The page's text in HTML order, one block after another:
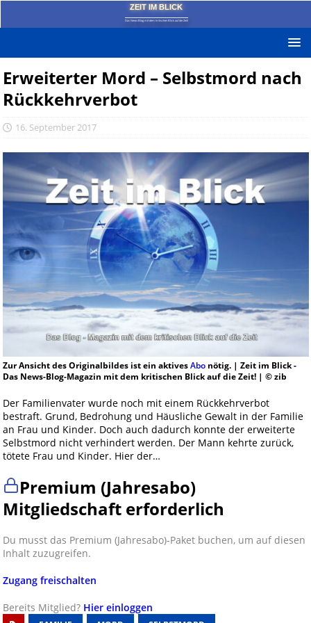
ZEIT IM BLICK
Das News-Blog mit dem kritischen Blick auf die Zeit!
Erweiterter Mord – Selbstmord nach
Rückkehrverbot
16. September 2017
Zur Ansicht des Originalbildes ist ein aktivesAbonötig. | Zeit im Blick -
Das News-Blog-Magazin mit dem kritischen Blick auf die Zeit! | © zib
Der Familienvater wurde noch mit einem Rückkehrverbot
bestraft. Grund, Bedrohung und Häusliche Gewalt in der Familie
an Frau und Kinder. Doch auch dadurch konnte der erweiterte
Selbstmord nicht verhindert werden. Der Mann kehrte zurück,
tötete Frau und Kinder. Hier der…
Premium (Jahresabo)
Mitgliedschaft erforderlich
Du musst das Premium (Jahresabo)-Paket buchen, um auf diesen
Inhalt zuzugreifen.
Zugang freischalten
Bereits Mitglied? Hier einloggen